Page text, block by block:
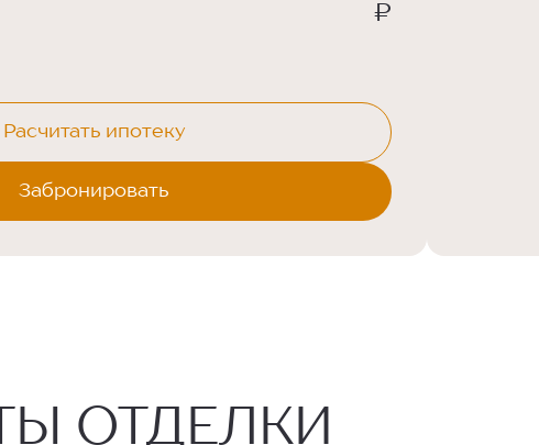
₽
Расчитать ипотеку
Забронировать
ОТДЕЛКИ